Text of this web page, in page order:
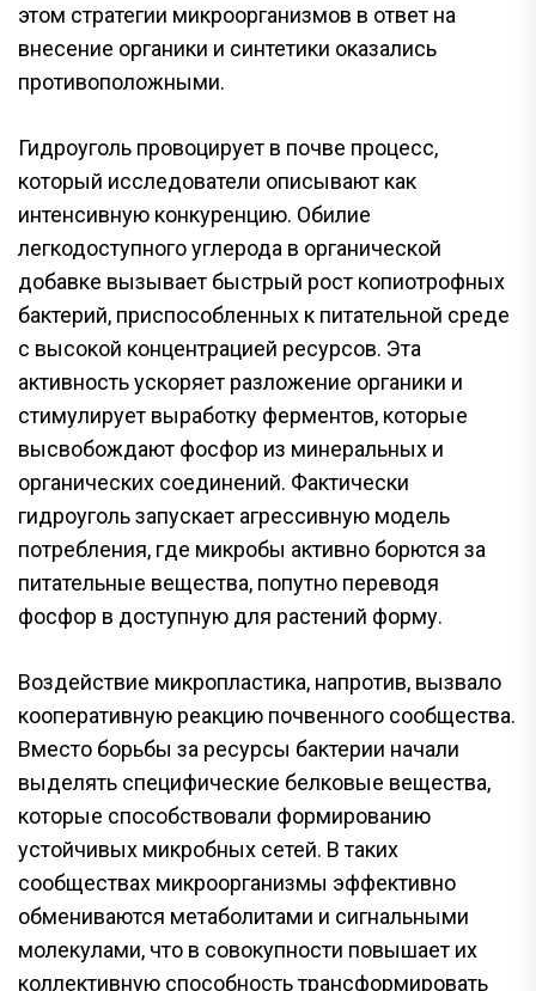
этом стратегии микроорганизмов в ответ на
внесение органики и синтетики оказались
противоположными.
Гидроуголь провоцирует в почве процесс,
который исследователи описывают как
интенсивную конкуренцию. Обилие
легкодоступного углерода в органической
добавке вызывает быстрый рост копиотрофных
бактерий, приспособленных к питательной среде
с высокой концентрацией ресурсов. Эта
активность ускоряет разложение органики и
стимулирует выработку ферментов, которые
высвобождают фосфор из минеральных и
органических соединений. Фактически
гидроуголь запускает агрессивную модель
потребления, где микробы активно борются за
питательные вещества, попутно переводя
фосфор в доступную для растений форму.
Воздействие микропластика, напротив, вызвало
кооперативную реакцию почвенного сообщества.
Вместо борьбы за ресурсы бактерии начали
выделять специфические белковые вещества,
которые способствовали формированию
устойчивых микробных сетей. В таких
сообществах микроорганизмы эффективно
обмениваются метаболитами и сигнальными
молекулами, что в совокупности повышает их
коллективную способность трансформировать